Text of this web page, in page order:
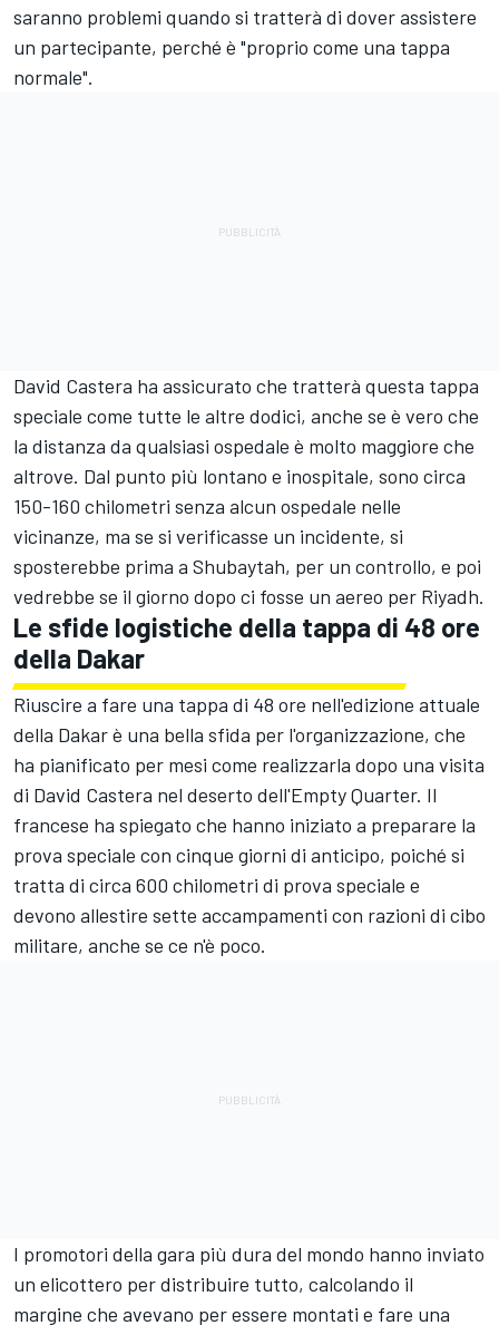
saranno problemi quando si tratterà di dover assistere
un partecipante, perché è "proprio come una tappa
normale".
David Castera ha assicurato che tratterà questa tappa
speciale come tutte le altre dodici, anche se è vero che
la distanza da qualsiasi ospedale è molto maggiore che
altrove. Dal punto più lontano e inospitale, sono circa
150-160 chilometri senza alcun ospedale nelle
vicinanze, ma se si verificasse un incidente, si
sposterebbe prima a Shubaytah, per un controllo, e poi
vedrebbe se il giorno dopo ci fosse un aereo per Riyadh.
Le sfide logistiche della tappa di 48 ore
della Dakar
Riuscire a fare una tappa di 48 ore nell'edizione attuale
della Dakar è una bella sfida per l'organizzazione, che
ha pianificato per mesi come realizzarla dopo una visita
di David Castera nel deserto dell'Empty Quarter. Il
francese ha spiegato che hanno iniziato a preparare la
prova speciale con cinque giorni di anticipo, poiché si
tratta di circa 600 chilometri di prova speciale e
devono allestire sette accampamenti con razioni di cibo
militare, anche se ce n'è poco.
I promotori della gara più dura del mondo hanno inviato
un elicottero per distribuire tutto, calcolando il
margine che avevano per essere montati e fare una